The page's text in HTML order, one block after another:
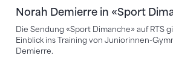
Norah Demierre in «Sport
Die Sendung «Sport Dimanche» auf RTS
Einblick ins Training von Juniorinnen-
Demierre.